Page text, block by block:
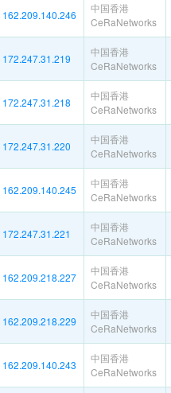
162.209.140.246
中国香港
CeRaNetworks
172.247.31.219
中国香港
CeRaNetworks
172.247.31.218
中国香港
CeRaNetworks
172.247.31.220
中国香港
CeRaNetworks
162.209.140.245
中国香港
CeRaNetworks
172.247.31.221
中国香港
CeRaNetworks
162.209.218.227
中国香港
CeRaNetworks
162.209.218.229
中国香港
CeRaNetworks
162.209.140.243
中国香港
CeRaNetworks